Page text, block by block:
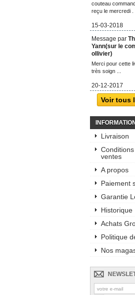
couteau
reçu le mercredi .
15-03-2018
Message par
Yann(sur le
ollivier)
Merci pour cette
très soign ...
20-12-2017
Voir tous
INFORMATION
Livraison
ventes
A propos
Paiement
Garantie
Historique
Achats
Politique
Nos